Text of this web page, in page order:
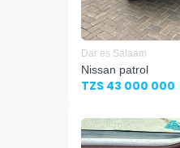
Dar es Salaam
Nissan patrol
TZS 43 000 000